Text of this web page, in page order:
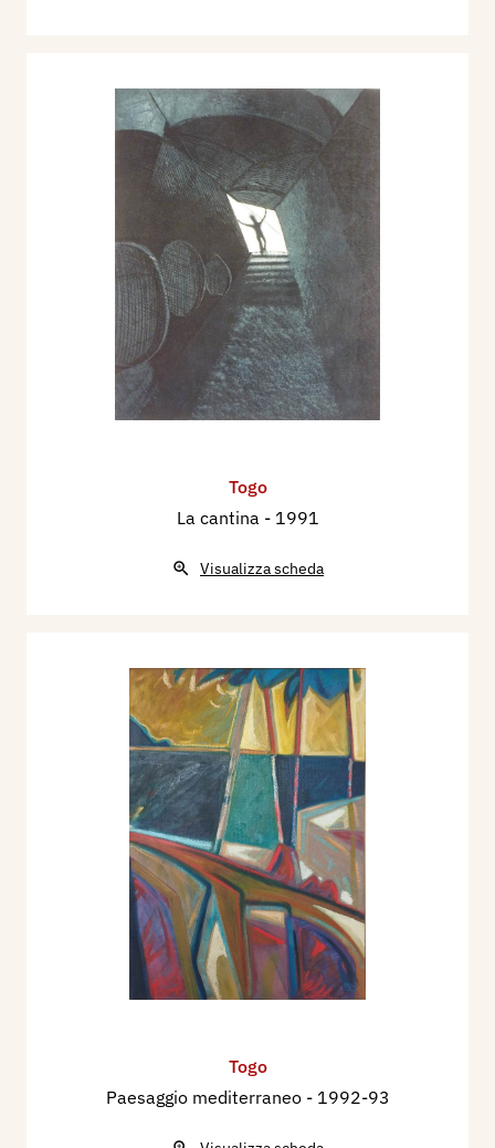
Togo
La cantina - 1991
Visualizza scheda
Togo
Paesaggio mediterraneo - 1992-93